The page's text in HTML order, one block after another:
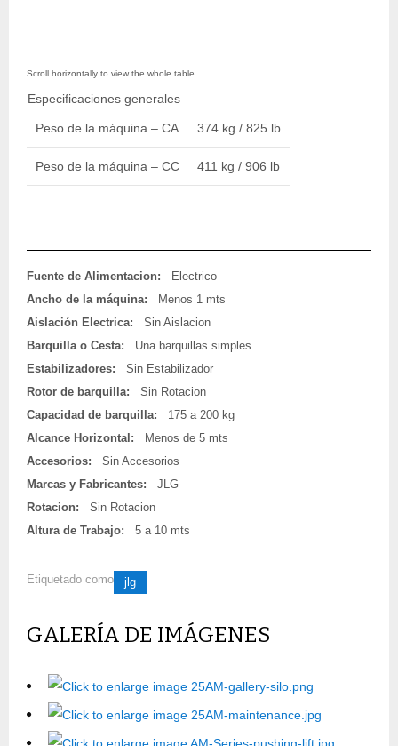
Especificaciones generales
Peso de la máquina – CA 374 kg / 825 lb
Peso de la máquina – CC 411 kg / 906 lb
Fuente de Alimentacion:
Electrico
Ancho de la máquina:
Menos 1 mts
Aislación Electrica:
Sin Aislacion
Barquilla o Cesta:
Una barquillas simples
Estabilizadores:
Sin Estabilizador
Rotor de barquilla:
Sin Rotacion
Capacidad de barquilla:
175 a 200 kg
Alcance Horizontal:
Menos de 5 mts
Accesorios:
Sin Accesorios
Marcas y Fabricantes:
JLG
Rotacion:
Sin Rotacion
Altura de Trabajo:
5 a 10 mts
Etiquetado como jlg
GALERÍA DE IMÁGENES